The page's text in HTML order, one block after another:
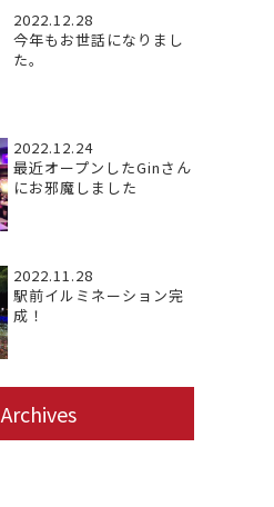
2022.12.28
今年もお世話になりまし
た。
2022.12.24
最近オープンしたGinさん
にお邪魔しました
2022.11.28
駅前イルミネーション完
成！
Archives